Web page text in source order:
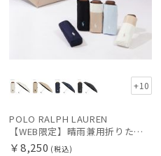
+10
POLO RALPH LAUREN
【WEB限定】晴雨兼用折りたたみ日傘 ポロ ラルフ ローレン ポロポニー刺繍 POLO BEAR 雨の日OK 遮光100% 遮熱 簡単開閉 UV100% 晴雨兼用
￥8,250 (税込)